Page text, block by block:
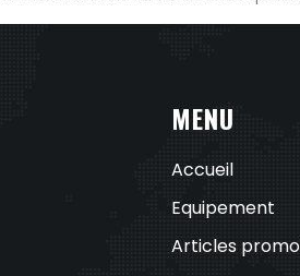
MENU
Accueil
Equipement
Articles